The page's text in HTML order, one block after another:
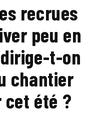
recrues
peu en
t-on
chantier
cet été ?